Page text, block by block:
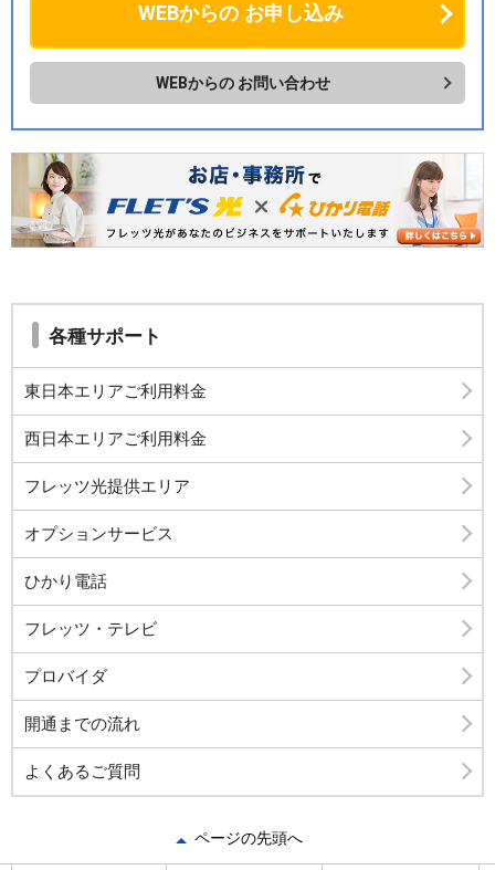
WEBからのお申し込み
WEBからの お問い合わせ
各種サポート
東日本エリアご利用料金
西日本エリアご利用料金
フレッツ光提供エリア
オプションサービス
ひかり電話
フレッツ・テレビ
プロバイダ
開通までの流れ
よくあるご質問
ページの先頭へ